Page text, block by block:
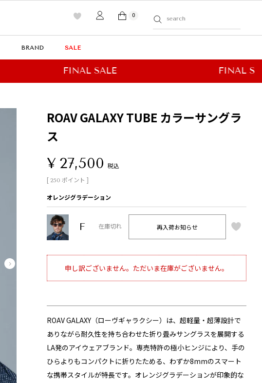
0
BRAND SALE
ROAV GALAXY TUBE カラーサングラ
ス
¥ 27,500 税込
[ 250 ポイント ]
オレンジグラデーション
F 在庫切れ 再入荷お知らせ
申し訳ございません。ただいま在庫がございません。
ROAV GALAXY（ローヴギャラクシー）は、超軽量・超薄設計で
ありながら耐久性を持ち合わせた折り畳みサングラスを展開する
LA発のアイウェアブランド。専売特許の極小ヒンジにより、手の
ひらよりもコンパクトに折りたためる、わずか8mmのスマート
な携帯スタイルが特長です。オレンジグラデーションが印象的な